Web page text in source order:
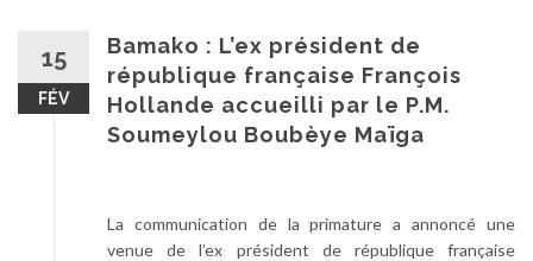
15
FÉV
Bamako : L’ex président de
république française François
Hollande accueilli par le P.M.
Soumeylou Boubèye Maïga
La communication de la primature a annoncé une
venue de l’ex président de république française